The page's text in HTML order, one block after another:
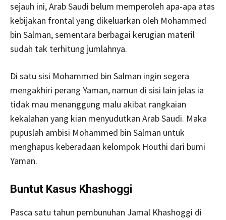
sejauh ini, Arab Saudi belum memperoleh apa-apa atas
kebijakan frontal yang dikeluarkan oleh Mohammed
bin Salman, sementara berbagai kerugian materil
sudah tak terhitung jumlahnya.
Di satu sisi Mohammed bin Salman ingin segera
mengakhiri perang Yaman, namun di sisi lain jelas ia
tidak mau menanggung malu akibat rangkaian
kekalahan yang kian menyudutkan Arab Saudi. Maka
pupuslah ambisi Mohammed bin Salman untuk
menghapus keberadaan kelompok Houthi dari bumi
Yaman.
Buntut Kasus Khashoggi
Pasca satu tahun pembunuhan Jamal Khashoggi di